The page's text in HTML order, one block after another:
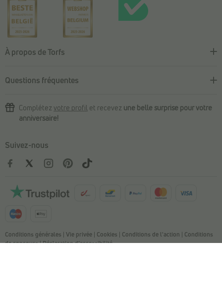
À propos de Torfs
Questions fréquentes
Complétez votre profil et recevez une belle surprise pour votre
anniversaire!
Suivez-nous
Conditions générales | Vie privée | Cookies | Conditions de l'action | Conditions
de concours|Déclaration d’accessibilité